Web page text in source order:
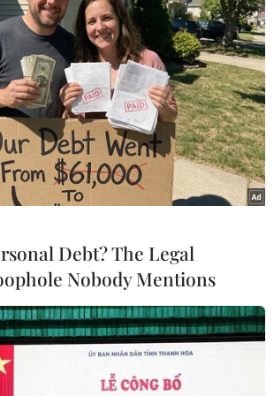
Tuấn, Trưởng Công an phường Láng Hạ,
hướng dẫn công dân cài đặt ứng dụng
thoại di động. (Ảnh: Phạm Kiên/TTXVN)
Debt? The Legal
Nobody Mentions